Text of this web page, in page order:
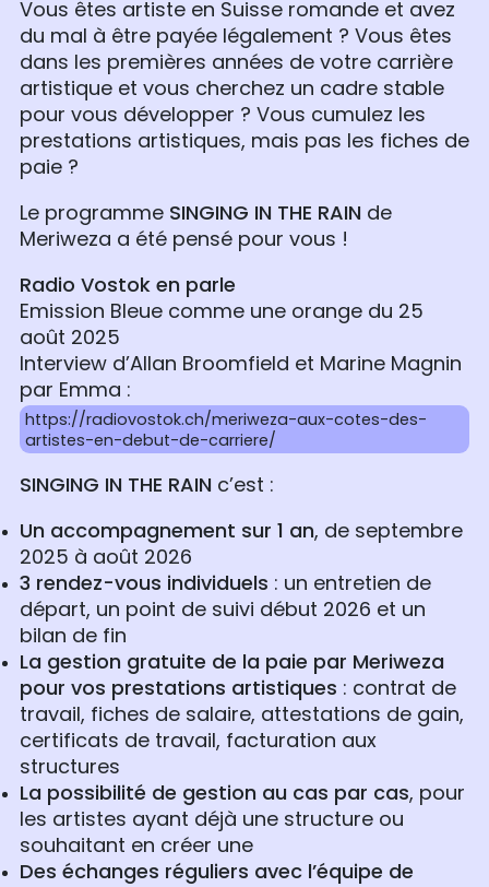
Vous êtes artiste en Suisse romande et avez
du mal à être payée légalement ? Vous êtes
dans les premières années de votre carrière
artistique et vous cherchez un cadre stable
pour vous développer ? Vous cumulez les
prestations artistiques, mais pas les fiches de
paie ?
Le programme SINGING IN THE RAIN de
Meriweza a été pensé pour vous !
Radio Vostok en parle
Emission Bleue comme une orange du 25
août 2025
Interview d’Allan Broomfield et Marine Magnin
par Emma :
https://radiovostok.ch/meriweza-aux-cotes-des-
artistes-en-debut-de-carriere/
SINGING IN THE RAIN c’est :
Un accompagnement sur 1 an, de septembre
2025 à août 2026
3 rendez-vous individuels : un entretien de
départ, un point de suivi début 2026 et un
bilan de fin
La gestion gratuite de la paie par Meriweza
pour vos prestations artistiques : contrat de
travail, fiches de salaire, attestations de gain,
certificats de travail, facturation aux
structures
La possibilité de gestion au cas par cas, pour
les artistes ayant déjà une structure ou
souhaitant en créer une
Des échanges réguliers avec l’équipe de